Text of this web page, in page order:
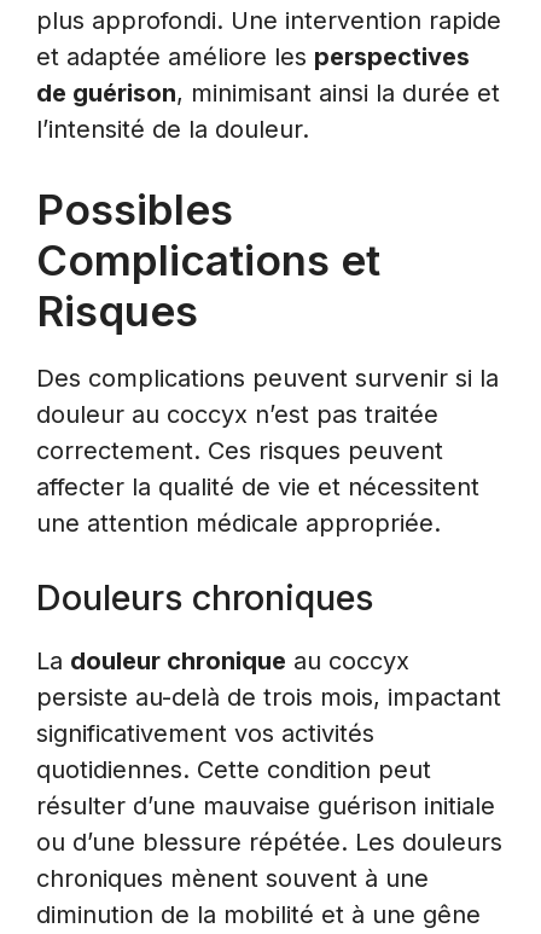
plus approfondi. Une intervention rapide
et adaptée améliore les perspectives
de guérison, minimisant ainsi la durée et
l’intensité de la douleur.
Possibles
Complications et
Risques
Des complications peuvent survenir si la
douleur au coccyx n’est pas traitée
correctement. Ces risques peuvent
affecter la qualité de vie et nécessitent
une attention médicale appropriée.
Douleurs chroniques
La douleur chronique au coccyx
persiste au-delà de trois mois, impactant
significativement vos activités
quotidiennes. Cette condition peut
résulter d’une mauvaise guérison initiale
ou d’une blessure répétée. Les douleurs
chroniques mènent souvent à une
diminution de la mobilité et à une gêne